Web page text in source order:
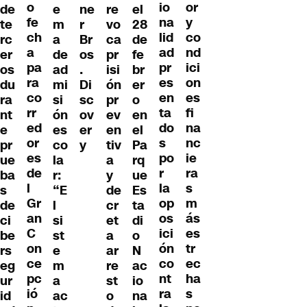
de
te
rc
er
os
du
ra
nt
e
pr
ue
ba
s
de
ci
be
rs
eg
ur
id
o
fe
ch
a
pa
ra
co
rr
ed
or
es
de
l
Gr
an
C
on
ce
pc
ió
e
m
a
de
ad
mi
si
ón
es
co
la
r:
“E
l
si
st
e
m
a
ac
ne
r
Br
os
.
Di
sc
ov
er
y
re
vo
ca
pr
isi
ón
pr
ev
en
tiv
a
y
de
cr
et
a
ar
re
st
o
el
28
de
fe
br
er
o
en
el
Pa
rq
ue
Es
ta
di
o
N
ac
io
na
io
na
lid
ad
pr
es
en
ta
do
s
po
r
la
op
os
ici
ón
co
nt
ra
or
y
co
nd
ici
on
es
fi
na
nc
ie
ra
s
m
ás
es
tr
ec
ha
s